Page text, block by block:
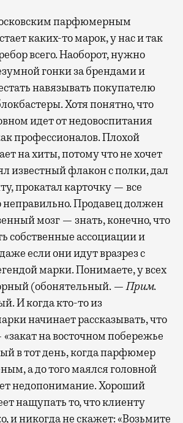
парфюмерным
каких-то марок, у нас и так
всего. Наоборот, нужно
гонки за брендами и
навязывать покупателю
Хотя понятно, что
идет от недовоспитания
профессионалов. Плохой
на хиты, потому что не хочет
известный флакон с полки, дал
прокатал карточку — все
неправильно. Продавец должен
мозг — знать, конечно, что
собственные ассоциации и
если они идут вразрез с
марки. Понимаете, у всех
(обонятельный. —Прим.
И когда кто-то из
начинает рассказывать, что
на восточном побережье
в тот день, когда парфюмер
а до того маялся головной
недопонимание. Хороший
нащупать то, что клиенту
и никогда не скажет: «Возьмите